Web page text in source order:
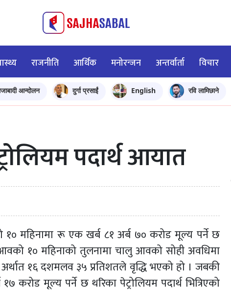
राजनीति आर्थिक मनोरन्जन अन्तर्वार्ता विचार
आन्दोलन दुर्गा प्रसाईं English रवि लामिछाने
पदार्थ आयात
१० महिनामा रू एक खर्ब ८१ अर्ब ७० करोड मूल्य पर्ने छ
१० महिनाको तुलनामा चालु आवको सोही अवधिमा
१६ दशमलव ३५ प्रतिशतले वृद्धि भएको हो । जबकी
मूल्य पर्ने छ थरिका पेट्रोलियम पदार्थ भित्रिएको